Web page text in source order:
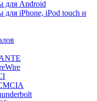
для Android
iPhone, iPod touch и